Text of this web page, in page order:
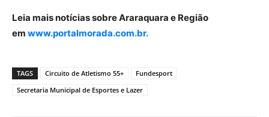
Leia mais notícias sobre Araraquara e Região
em www.portalmorada.com.br.
TAGS Circuito de Atletismo 55+
Fundesport
Secretaria Municipal de Esportes e Lazer